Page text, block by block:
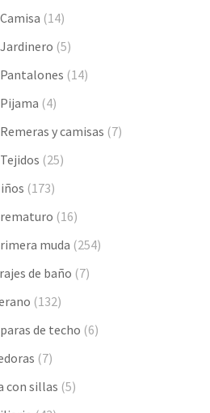
Camisa (14)
Jardinero (5)
Pantalones (14)
Pijama (4)
Remeras y camisas (7)
Tejidos (25)
(173)
(16)
muda (254)
de baño (7)
(132)
de techo (6)
(7)
con sillas (5)